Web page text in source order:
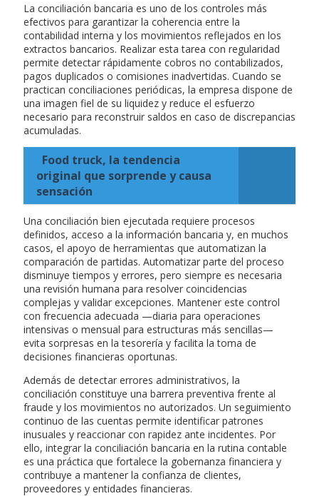
La conciliación bancaria es uno de los controles más
efectivos para garantizar la coherencia entre la
contabilidad interna y los movimientos reflejados en los
extractos bancarios. Realizar esta tarea con regularidad
permite detectar rápidamente cobros no contabilizados,
pagos duplicados o comisiones inadvertidas. Cuando se
practican conciliaciones periódicas, la empresa dispone de
una imagen fiel de su liquidez y reduce el esfuerzo
necesario para reconstruir saldos en caso de discrepancias
acumuladas.
Food truck, la tendencia
original que sorprende y causa
sensación
Una conciliación bien ejecutada requiere procesos
definidos, acceso a la información bancaria y, en muchos
casos, el apoyo de herramientas que automatizan la
comparación de partidas. Automatizar parte del proceso
disminuye tiempos y errores, pero siempre es necesaria
una revisión humana para resolver coincidencias
complejas y validar excepciones. Mantener este control
con frecuencia adecuada —diaria para operaciones
intensivas o mensual para estructuras más sencillas—
evita sorpresas en la tesorería y facilita la toma de
decisiones financieras oportunas.
Además de detectar errores administrativos, la
conciliación constituye una barrera preventiva frente al
fraude y los movimientos no autorizados. Un seguimiento
continuo de las cuentas permite identificar patrones
inusuales y reaccionar con rapidez ante incidentes. Por
ello, integrar la conciliación bancaria en la rutina contable
es una práctica que fortalece la gobernanza financiera y
contribuye a mantener la confianza de clientes,
proveedores y entidades financieras.